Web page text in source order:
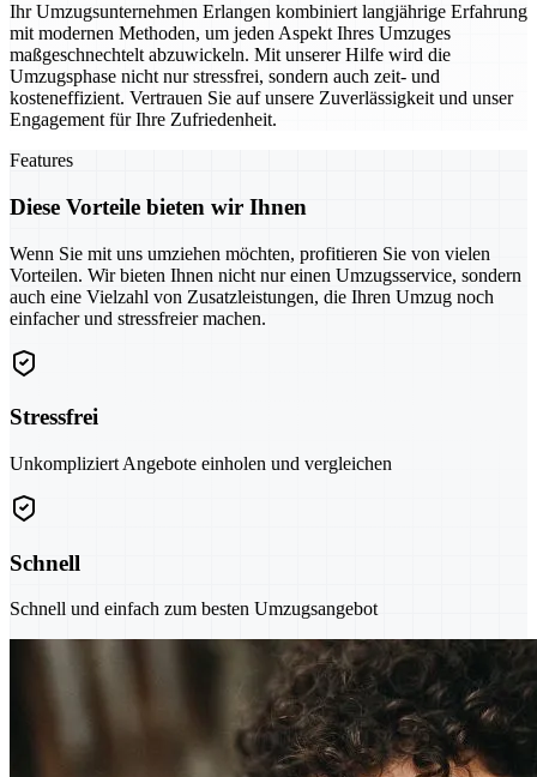
Ihr Umzugsunternehmen Erlangen kombiniert langjährige Erfahrung
mit modernen Methoden, um jeden Aspekt Ihres Umzuges
maßgeschnechtelt abzuwickeln. Mit unserer Hilfe wird die
Umzugsphase nicht nur stressfrei, sondern auch zeit- und
kosteneffizient. Vertrauen Sie auf unsere Zuverlässigkeit und unser
Engagement für Ihre Zufriedenheit.
Features
Diese Vorteile bieten wir Ihnen
Wenn Sie mit uns umziehen möchten, profitieren Sie von vielen
Vorteilen. Wir bieten Ihnen nicht nur einen Umzugsservice, sondern
auch eine Vielzahl von Zusatzleistungen, die Ihren Umzug noch
einfacher und stressfreier machen.
Stressfrei
Unkompliziert Angebote einholen und vergleichen
Schnell
Schnell und einfach zum besten Umzugsangebot